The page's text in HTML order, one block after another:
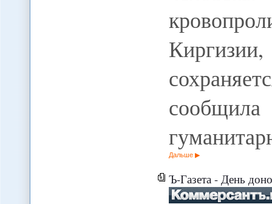
Дальше
Ъ-Газета - День